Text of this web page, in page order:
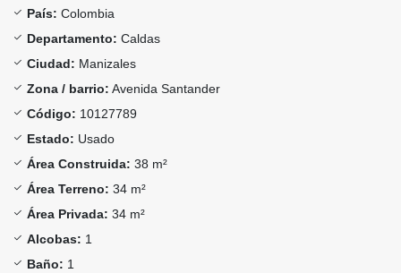
País: Colombia
Departamento: Caldas
Ciudad: Manizales
Zona / barrio: Avenida Santander
Código: 10127789
Estado: Usado
Área Construida: 38 m²
Área Terreno: 34 m²
Área Privada: 34 m²
Alcobas: 1
Baño: 1